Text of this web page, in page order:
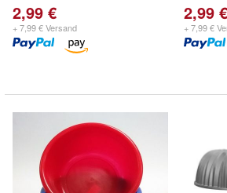
2,99 €
+ 7,99 € Versand
2,99 €
+ 7,99 €